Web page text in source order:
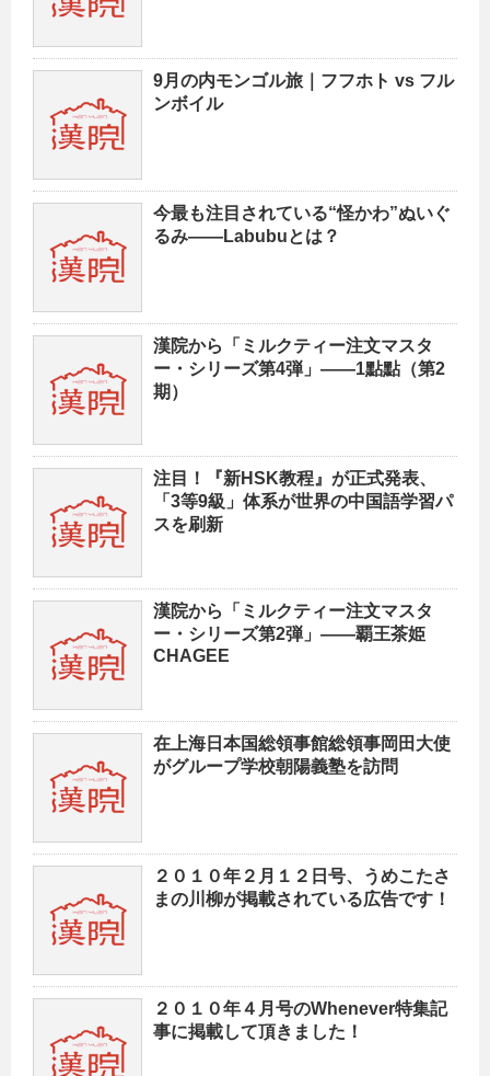
9月の内モンゴル旅｜フフホト vs フル
ンボイル
今最も注目されている“怪かわ”ぬいぐ
るみ——Labubuとは？
漢院から「ミルクティー注文マスタ
ー・シリーズ第4弾」——1點點（第2
期）
注目！『新HSK教程』が正式発表、
「3等9級」体系が世界の中国語学習パ
スを刷新
漢院から「ミルクティー注文マスタ
ー・シリーズ第2弾」——覇王茶姫
CHAGEE
在上海日本国総領事館総領事岡田大使
がグループ学校朝陽義塾を訪問
２０１０年２月１２日号、うめこたさ
まの川柳が掲載されている広告です！
２０１０年４月号のWhenever特集記
事に掲載して頂きました！